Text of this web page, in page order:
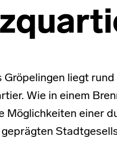
liegt
Wie in einem
Möglichkeiten einer